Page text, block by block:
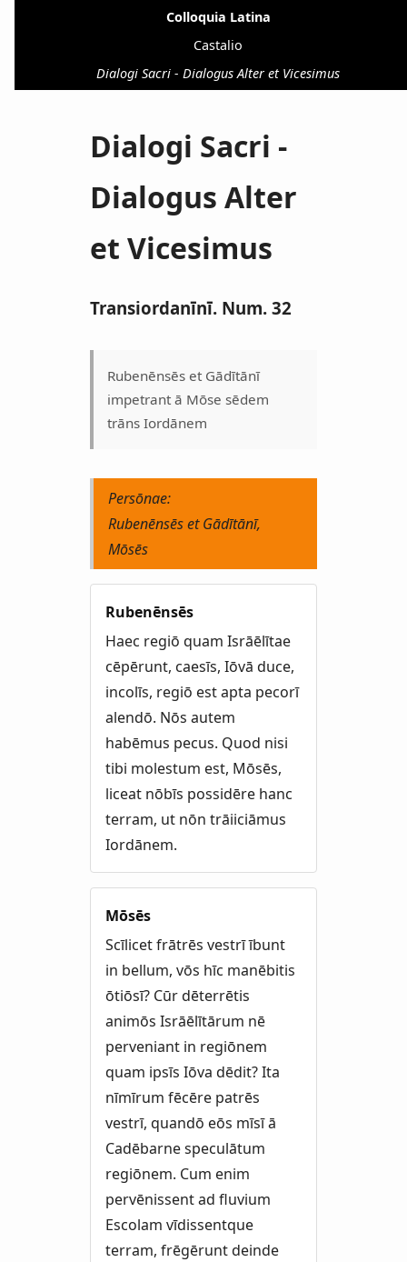
Colloquia Latina
Castalio
Dialogi Sacri - Dialogus Alter et Vicesimus
Dialogi Sacri -
Dialogus Alter
et Vicesimus
Transiordanīnī. Num. 32
Rubenēnsēs et Gādītānī
impetrant ā Mōse sēdem
trāns Iordānem
Persōnae:
Rubenēnsēs et Gādītānī,
Mōsēs
Rubenēnsēs
Haec regiō quam Isrāēlītae
cēpērunt, caesīs, Iōvā duce,
incolīs, regiō est apta pecorī
alendō. Nōs autem
habēmus pecus. Quod nisi
tibi molestum est, Mōsēs,
liceat nōbīs possidēre hanc
terram, ut nōn trāiiciāmus
Iordānem.
Mōsēs
Scīlicet frātrēs vestrī ībunt
in bellum, vōs hīc manēbitis
ōtiōsī? Cūr dēterrētis
animōs Isrāēlītārum nē
perveniant in regiōnem
quam ipsīs Iōva dēdit? Ita
nīmīrum fēcēre patrēs
vestrī, quandō eōs mīsī ā
Cadēbarne speculātum
regiōnem. Cum enim
pervēnissent ad fluvium
Escolam vīdissentque
terram, frēgērunt deinde